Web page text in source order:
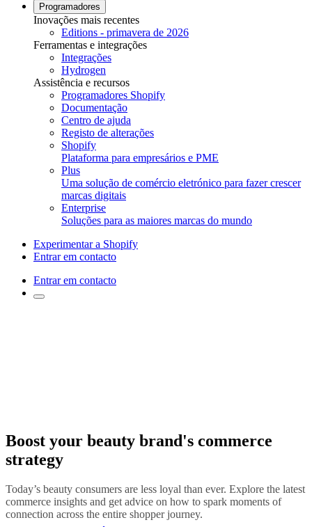
Programadores
Inovações mais recentes
Editions - primavera de 2026
Ferramentas e integrações
Integrações
Hydrogen
Assistência e recursos
Programadores Shopify
Documentação
Centro de ajuda
Registo de alterações
Shopify
Plataforma para empresários e PME
Plus
Uma solução de comércio eletrónico para fazer crescer
marcas digitais
Enterprise
Soluções para as maiores marcas do mundo
Experimentar a Shopify
Entrar em contacto
Entrar em contacto
Boost your beauty brand's commerce
strategy
Today’s beauty consumers are less loyal than ever. Explore the latest
commerce insights and get advice on how to spark moments of
connection across the entire shopper journey.